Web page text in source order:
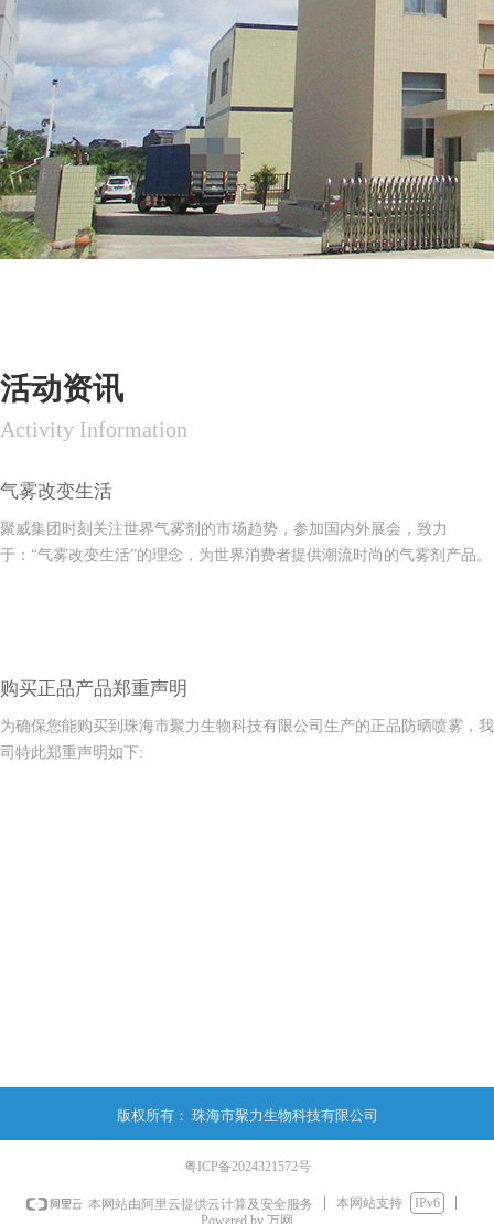
活动资讯
Activity Information
气雾改变生活
聚威集团时刻关注世界气雾剂的市场趋势，参加国内外展会，致力
于：“气雾改变生活”的理念，为世界消费者提供潮流时尚的气雾剂产品。
购买正品产品郑重声明
为确保您能购买到珠海市聚力生物科技有限公司生产的正品防晒喷雾，我
司特此郑重声明如下:
版权所有： 珠海市聚力生物科技有限公司
粤ICP备2024321572号
本网站由阿里云提供云计算及安全服务 本网站支持
IPv6
Powered by 万网